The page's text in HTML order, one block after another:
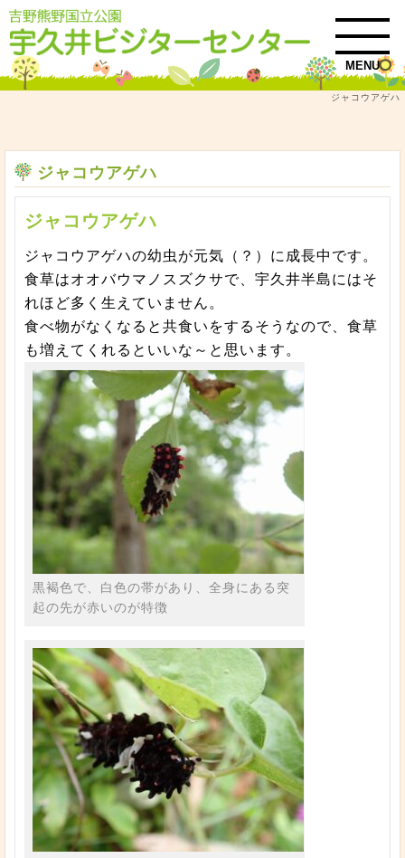
MENU
ジャコウアゲハ
ジャコウアゲハ
ジャコウアゲハ
ジャコウアゲハの幼虫が元気（？）に成長中です。
食草はオオバウマノスズクサで、宇久井半島にはそ
れほど多く生えていません。
食べ物がなくなると共食いをするそうなので、食草
も増えてくれるといいな～と思います。
黒褐色で、白色の帯があり、全身にある突
起の先が赤いのが特徴